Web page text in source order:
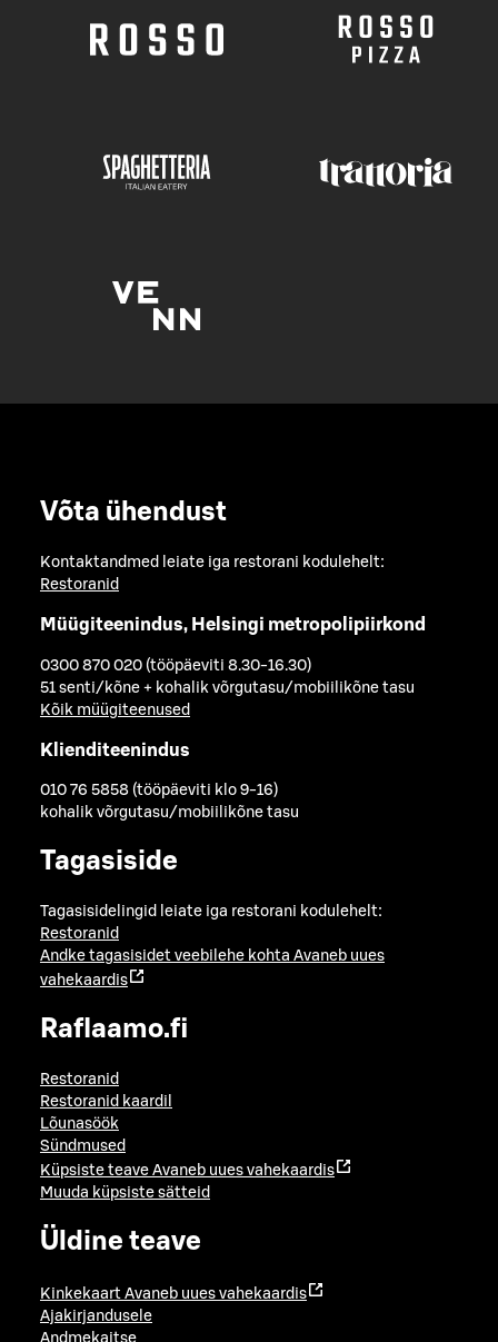
Võta ühendust
Kontaktandmed leiate iga restorani kodulehelt:
Restoranid
Müügiteenindus, Helsingi metropolipiirkond
0300 870 020 (tööpäeviti 8.30-16.30)
51 senti/kõne + kohalik võrgutasu/mobiilikõne tasu
Kõik müügiteenused
Klienditeenindus
010 76 5858 (tööpäeviti klo 9-16)
kohalik võrgutasu/mobiilikõne tasu
Tagasiside
Tagasisidelingid leiate iga restorani kodulehelt:
Restoranid
Andke tagasisidet veebilehe kohta Avaneb uues
vahekaardis
Raflaamo.fi
Restoranid
Restoranid kaardil
Lõunasöök
Sündmused
Küpsiste teave Avaneb uues vahekaardis
Muuda küpsiste sätteid
Üldine teave
Kinkekaart Avaneb uues vahekaardis
Ajakirjandusele
Andmekaitse